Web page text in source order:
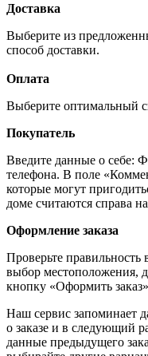
Доставка
Выберите из
способ доставки.
Оплата
Выберите оптимальный
Покупатель
Введите данные о себе:
телефона. В поле
которые могут
доме считаются справа
Оформление заказа
Проверьте
выбор местоположения,
кнопку «Оформить
Наш сервис запоминает
о заказе и в следующий
данные предыдущего